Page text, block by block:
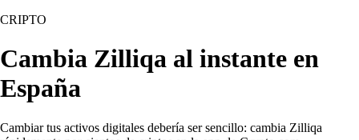
CRIPTO
Cambia Zilliqa al instante en
España
Cambiar tus activos digitales debería ser sencillo: cambia Zilliqa